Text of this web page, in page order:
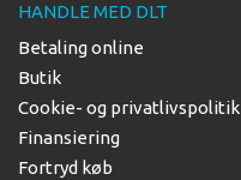
HANDLE MED DLT
Betaling online
Butik
Cookie- og privatlivspolitik
Finansiering
Fortryd køb